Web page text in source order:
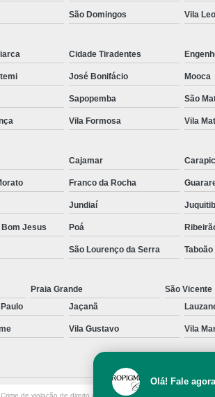
em Entradas
Pigmentação Capilar
Masculino
Pigmentação de Couro
na Careca
Pigmentação no Couro
Central
Preenchimento Capilar com
Preenchimento
Preenchimento Capilar
Feminino
Preenchimento Capilar
na Testa
Preenchimento Capilar
para Diminuir Testa
Tratamento
Feminina
Tratamento de
Feminina
Tratamento para Calvície
com Pigmentação
Tratamento para
São Domingos Vila
Cidade Tiradentes
José Bonifácio Mooca
Sapopemba São
Vila Formosa Vila
Cajamar
Franco da Rocha
Jundiaí
Bom Jesus Poá
São Lourenço da Serra
Praia Grande
São Vicente
Jaçanã
Vila Gustavo Vila
de violação de direito autoral – artigo 184 do Código Penal
Olá! Fale